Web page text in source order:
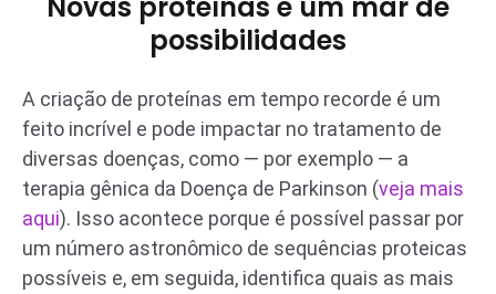
possibilidades
A criação de proteínas em tempo recorde é um
feito incrível e pode impactar no tratamento de
diversas doenças, como — por exemplo — a
terapia gênica da Doença de Parkinson (veja mais
aqui). Isso acontece porque é possível passar por
um número astronômico de sequências proteicas
possíveis e, em seguida, identifica quais as mais